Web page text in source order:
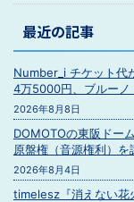
最近の記事
Number_i チケット代
4万5000円、ブルーノ
2026年8月8日
DOMOTOの東阪ドー
原盤権（音源権利）
2026年8月4日
timelesz『消えない花